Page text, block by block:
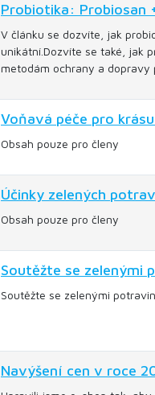
Probiotika: Probiosan
V článku se dozvíte, jak
unikátní.Dozvíte se také, jak
metodám ochrany a dopravy
Voňavá péče pro
Obsah pouze pro členy
Účinky zelených
Obsah pouze pro členy
Soutěžte se zelenými
Soutěžte se zelenými
Navýšení cen v roce